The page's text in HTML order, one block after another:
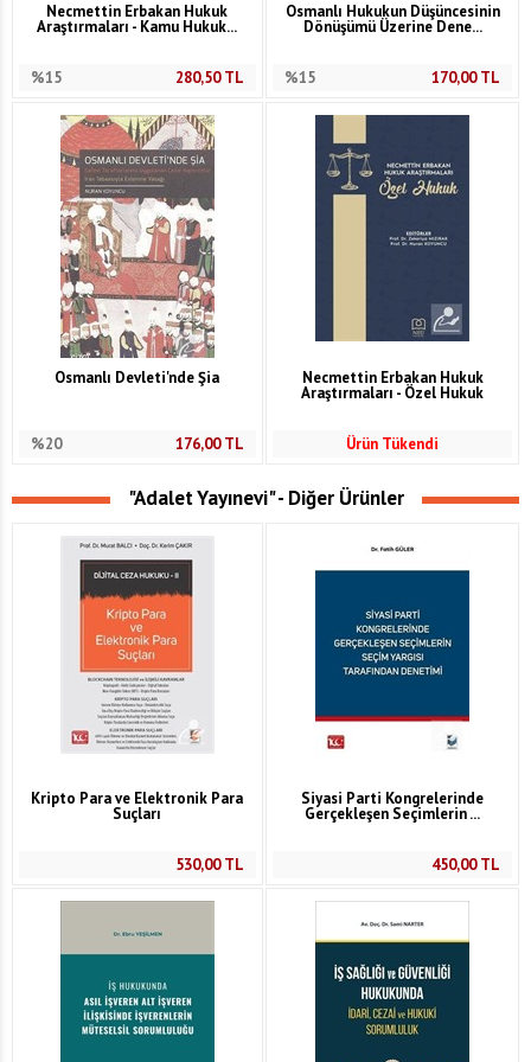
Necmettin Erbakan Hukuk
Araştırmaları - Kamu Hukuk...
%15 280,50TL
Osmanlı Hukukun Düşüncesinin
Dönüşümü Üzerine Dene...
%15 170,00TL
Osmanlı Devleti'nde Şia
%20 176,00TL
Necmettin Erbakan Hukuk
Araştırmaları - Özel Hukuk
Ürün Tükendi
"Adalet Yayınevi" - Diğer Ürünler
Kripto Para ve Elektronik Para
Suçları
530,00TL
Siyasi Parti Kongrelerinde
Gerçekleşen Seçimlerin ...
450,00TL